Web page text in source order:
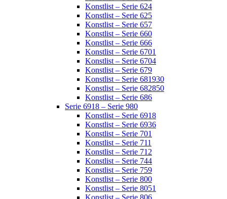
Konstlist – Serie 624
Konstlist – Serie 625
Konstlist – Serie 657
Konstlist – Serie 660
Konstlist – Serie 666
Konstlist – Serie 6701
Konstlist – Serie 6704
Konstlist – Serie 679
Konstlist – Serie 681930
Konstlist – Serie 682850
Konstlist – Serie 686
Serie 6918 – Serie 980
Konstlist – Serie 6918
Konstlist – Serie 6936
Konstlist – Serie 701
Konstlist – Serie 711
Konstlist – Serie 712
Konstlist – Serie 744
Konstlist – Serie 759
Konstlist – Serie 800
Konstlist – Serie 8051
Konstlist – Serie 806